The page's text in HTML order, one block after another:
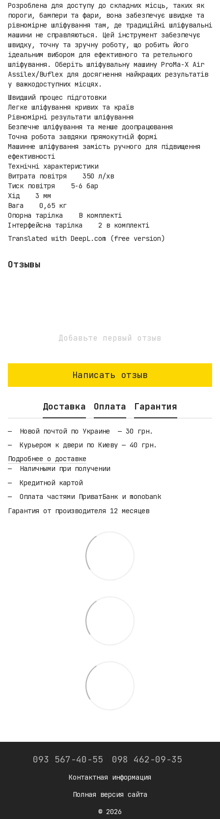
Розроблена для доступу до складних місць, таких як
пороги, бампери та фари, вона забезпечує швидке та
рівномірне шліфування там, де традиційні шліфувальні
машини не справляються. Цей інструмент забезпечує
швидку, точну та зручну роботу, що робить його
ідеальним вибором для ефективного та ретельного
шліфування. Оберіть шліфувальну машину ProMa-X Air
Assilex/Buflex для досягнення найкращих результатів
у важкодоступних місцях.
Швидший процес підготовки
Легке шліфування кривих та країв
Рівномірні результати шліфування
Безпечне шліфування та менше доопрацювання
Точна робота завдяки прямокутній формі
Машинне шліфування замість ручного для підвищення
ефективності
Технічні характеристики
Витрата повітря 350 л/хв
Тиск повітря 5-6 бар
Хід 3 мм
Вага 0,65 кг
Опорна тарілка В комплекті
Інтерфейсна тарілка 2 в комплекті
Translated with DeepL.com (free version)
Отзывы
Добавьте первый отзыв
Написать отзыв
Доставка Оплата Гарантия
Новой почтой по Украине — 30 грн.
Курьером к двери по Киеву — 40 грн.
Подробнее о доставке
Наличными при получении
Кредитной картой
Оплата частями ПриватБанк и monobank
Гарантия от производителя 12 месяцев
093 567-40-55 098 462-09-35
Контактная информация
Полная версия сайта
© 2026